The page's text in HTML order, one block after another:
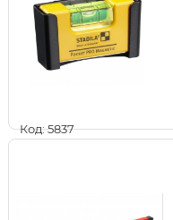
Код: 5837